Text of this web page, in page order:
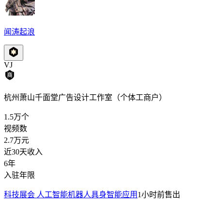
闻涛起浪
VJ
杭州萧山千面堂广告设计工作室（个体工商户）
1.5万个
视频数
2.7万元
近30天收入
6年
入驻年限
科技展会 人工智能机器人具身智能应用 1小时前售出